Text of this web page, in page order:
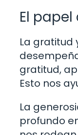
El
La gratitud
gratitud,
Esto nos
La
profundo